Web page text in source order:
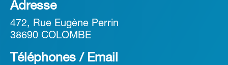
Adresse
472, Rue Eugène Perrin
38690 COLOMBE
Téléphones / Email